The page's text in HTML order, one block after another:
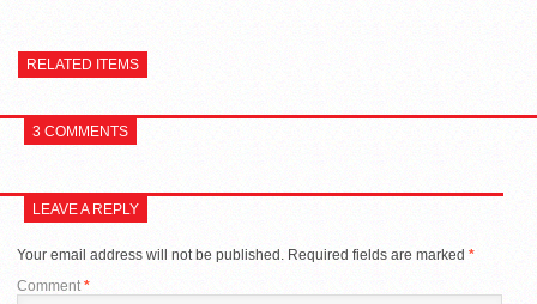
RELATED ITEMS
3 COMMENTS
LEAVE A REPLY
Your email address will not be published. Required fields are marked *
Comment *